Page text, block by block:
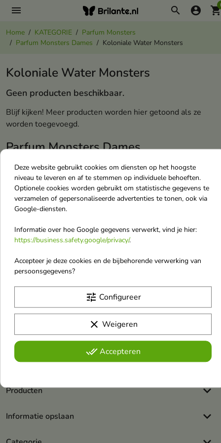
menu search account_circle
Home KATEGORIE
Parfum Monsters
Parfum Monsters Dames
Koloniale Water Monsters
Parfum Monsters Dames
Odlewki Esencji Perfum
Koloniale Water Monsters
Geparfumeerde Water Monsters
Koloniale Water Monsters
Geen producten beschikbaar.
Blijf kijken! Meer producten worden hier getoond als ze
worden toegevoegd.
Ontvang ons laatste nieuws en
aanbiedingen
U kunt op elk gewenst moment weer uitschrijven. Hiervoor kunt
u de contactgegevens gebruiken uit de algemene voorwaarden.
Producten keyboard_arrow_down
Informatie opslaan keyboard_arrow_down
Deze website gebruikt cookies om diensten op het hoogste
niveau te leveren en af te stemmen op individuele behoeften.
Optionele cookies worden gebruikt om statistische gegevens te
verzamelen of gepersonaliseerde advertenties te tonen, ook via
Google-diensten.
Informatie over hoe Google gegevens verwerkt, vind je hier:
https://business.safety.google/privacy/.
Accepteer je deze cookies en de bijbehorende verwerking van
persoonsgegevens?
tune Configureer
clear Weigeren
done_all Accepteren